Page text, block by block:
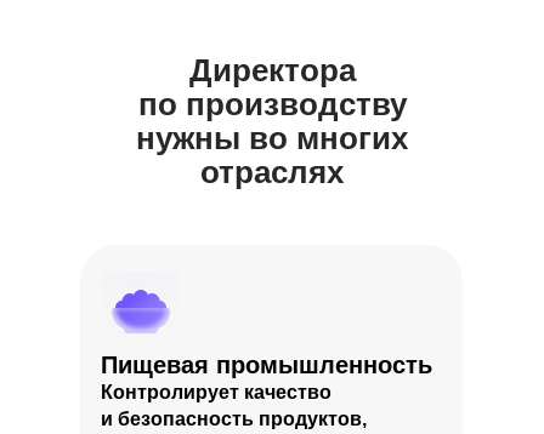
Пищевая промышленность
Контролирует качество
и безопасность продуктов,
Директора
по производству
нужны во многих
отраслях